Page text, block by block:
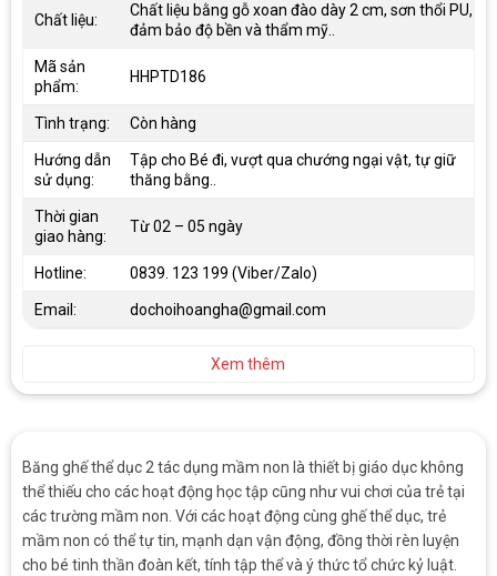
Băng ghế thể dục 2 tác dụng mầm non là thiết bị giáo dục không
thể thiếu cho các hoạt động học tập cũng như vui chơi của trẻ tại
các trường mầm non. Với các hoạt động cùng ghế thể dục, trẻ
mầm non có thể tự tin, mạnh dạn vận động, đồng thời rèn luyện
cho bé tinh thần đoàn kết, tính tập thể và ý thức tổ chức kỷ luật.
Chất liệu:
Chất liệu bằng gỗ xoan đào dày 2 cm, sơn thổi PU,
đảm bảo độ bền và thẩm mỹ..
Mã sản
phẩm:
HHPTD186
Tình trạng: Còn hàng
Hướng dẫn
sử dụng:
Tập cho Bé đi, vượt qua chướng ngại vật, tự giữ
thăng bằng..
Thời gian
giao hàng:
Từ 02 – 05 ngày
Hotline: 0839. 123 199 (Viber/Zalo)
Email: dochoihoangha@gmail.com
Xem thêm